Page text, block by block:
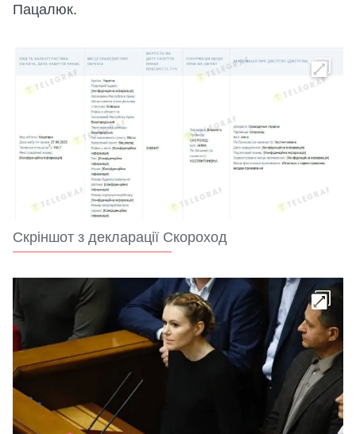
Пацалюк.
Скріншот з декларації Скороход